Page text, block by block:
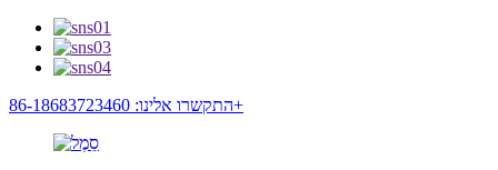
התקשרו אלינו: 86-18683723460+